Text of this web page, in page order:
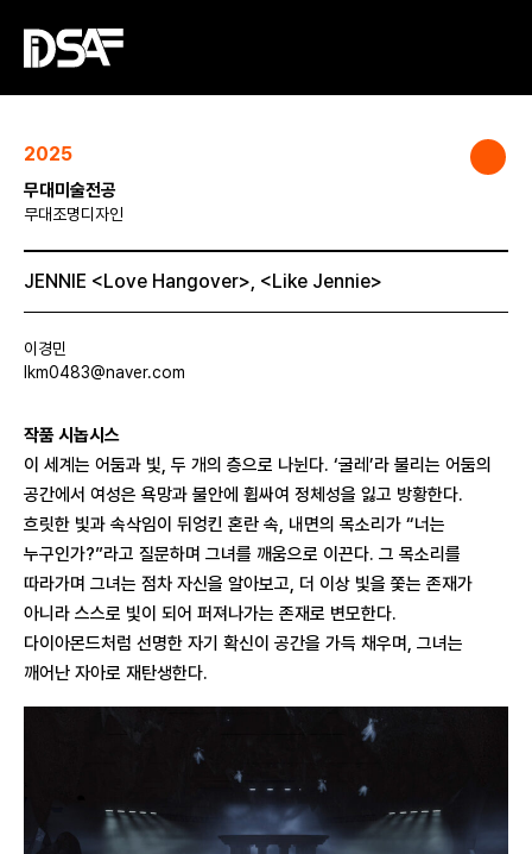
2025
무대미술전공
무대조명디자인
JENNIE <Love Hangover>, <Like Jennie>
이경민
lkm0483@naver.com
작품 시놉시스
이 세계는 어둠과 빛, 두 개의 층으로 나뉜다. ‘굴레’라 불리는 어둠의
공간에서 여성은 욕망과 불안에 휩싸여 정체성을 잃고 방황한다.
흐릿한 빛과 속삭임이 뒤엉킨 혼란 속, 내면의 목소리가 “너는
누구인가?”라고 질문하며 그녀를 깨움으로 이끈다. 그 목소리를
따라가며 그녀는 점차 자신을 알아보고, 더 이상 빛을 쫓는 존재가
아니라 스스로 빛이 되어 퍼져나가는 존재로 변모한다.
다이아몬드처럼 선명한 자기 확신이 공간을 가득 채우며, 그녀는
깨어난 자아로 재탄생한다.